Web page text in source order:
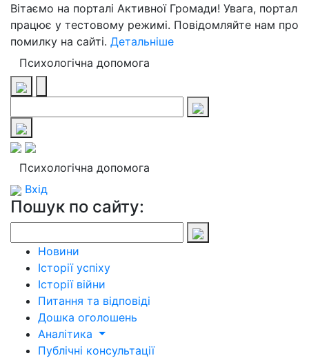
Вітаємо на порталі Активної Громади! Увага, портал
працює у тестовому режимі. Повідомляйте нам про
помилку на сайті. Детальніше
Психологічна допомога
Психологічна допомога
Вхід
Пошук по сайту:
Новини
Історії успіху
Історії війни
Питання та відповіді
Дошка оголошень
Аналітика
Публічні консультації